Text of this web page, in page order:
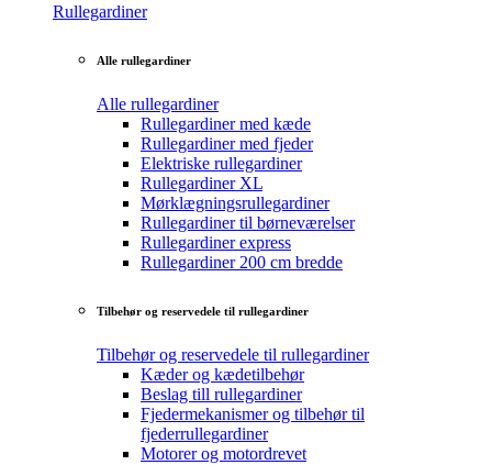
Rullegardiner
Alle rullegardiner
Alle rullegardiner
Rullegardiner med kæde
Rullegardiner med fjeder
Elektriske rullegardiner
Rullegardiner XL
Mørklægningsrullegardiner
Rullegardiner til børneværelser
Rullegardiner express
Rullegardiner 200 cm bredde
Tilbehør og reservedele til rullegardiner
Tilbehør og reservedele til rullegardiner
Kæder og kædetilbehør
Beslag till rullegardiner
Fjedermekanismer og tilbehør til
fjederrullegardiner
Motorer og motordrevet